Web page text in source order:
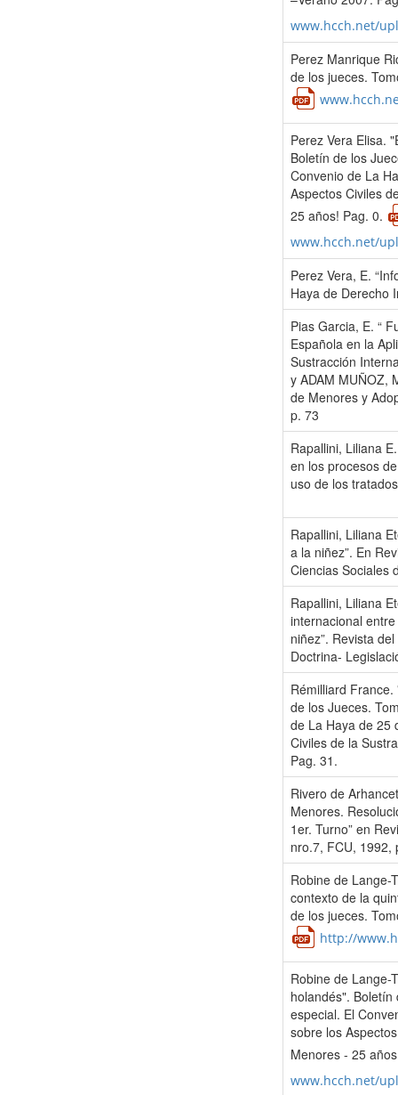
www.hcch.net/
Perez Manrique
de los jueces.
Perez Vera Elisa.
Boletín de los
Convenio de La
Aspectos Civiles
25 años! Pag. 0.
www.hcch.net/
Perez Vera, E.
Haya de Derecho
Pias Garcia, E. “
Española en la
Sustracción
y ADAM MUÑOZ,
de Menores y
p. 73
Rapallini, Liliana
en los procesos
uso de los
Rapallini, Liliana
a la niñez”. En
Ciencias Sociales
Rapallini, Liliana
internacional
niñez”. Revista
Doctrina-
Rémilliard
de los Jueces.
de La Haya de 25
Civiles de la
Pag. 31.
Rivero de
Menores.
1er. Turno” en
nro.7, FCU, 1992,
Robine de Lange-
contexto de la
de los jueces.
http://
Robine de Lange-
holandés". Boletín
especial. El
sobre los
Menores - 25
www.hcch.net/